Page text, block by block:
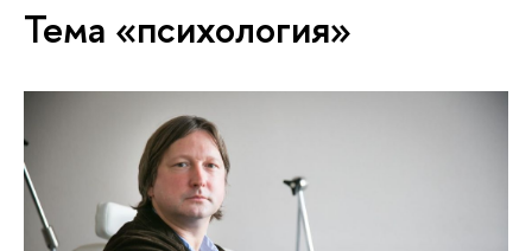
Тема «психология»